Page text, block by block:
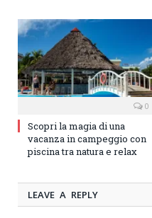
0
Scopri la magia di una
vacanza in campeggio con
piscina tra natura e relax
LEAVE A REPLY